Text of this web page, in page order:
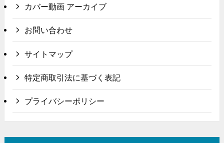
カバー動画 アーカイブ
お問い合わせ
サイトマップ
特定商取引法に基づく表記
プライバシーポリシー